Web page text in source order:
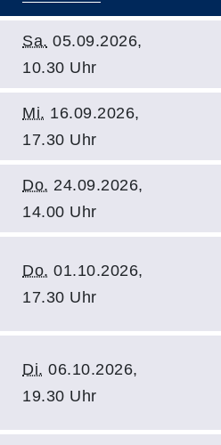
Sa. 05.09.2026,
10.30 Uhr
Mi. 16.09.2026,
17.30 Uhr
Do. 24.09.2026,
14.00 Uhr
Do. 01.10.2026,
17.30 Uhr
Di. 06.10.2026,
19.30 Uhr